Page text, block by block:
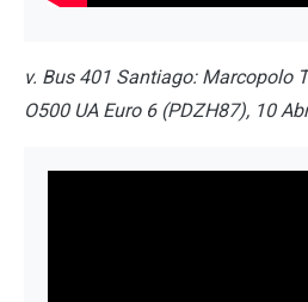
v. Bus 401 Santiago: Marcopolo
O500 UA Euro 6 (PDZH87), 10